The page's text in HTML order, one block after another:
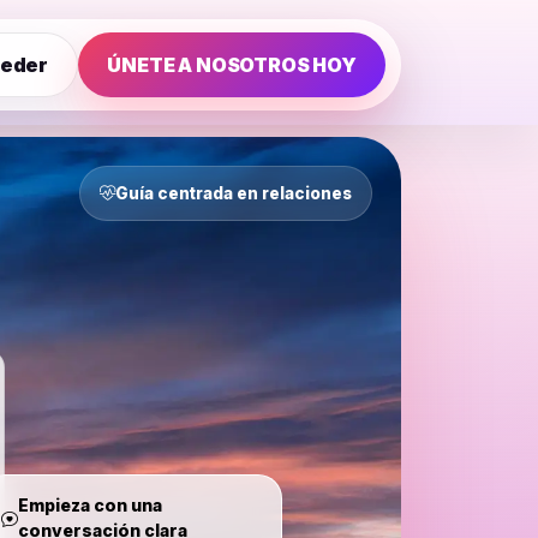
ÚNETE A NOSOTROS HOY
Guía centrada en relaciones
Empieza con una
conversación clara